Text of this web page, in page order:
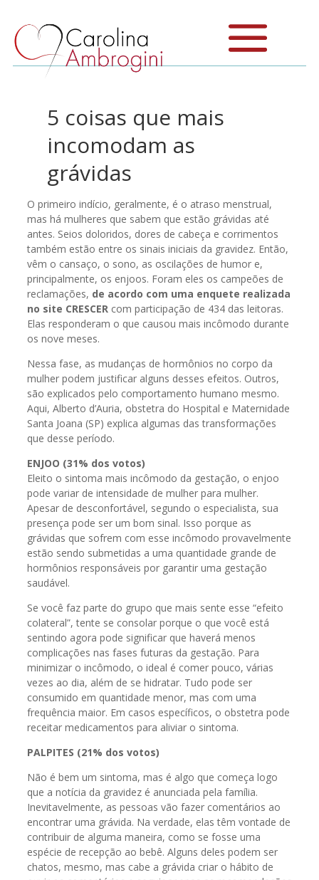
5 coisas que mais
incomodam as
grávidas
O primeiro indício, geralmente, é o atraso menstrual,
mas há mulheres que sabem que estão grávidas até
antes. Seios doloridos, dores de cabeça e corrimentos
também estão entre os sinais iniciais da gravidez. Então,
vêm o cansaço, o sono, as oscilações de humor e,
principalmente, os enjoos. Foram eles os campeões de
reclamações, de acordo com uma enquete realizada
no site CRESCERcom participação de 434 das leitoras.
Elas responderam o que causou mais incômodo durante
os nove meses.
Nessa fase, as mudanças de hormônios no corpo da
mulher podem justificar alguns desses efeitos. Outros,
são explicados pelo comportamento humano mesmo.
Aqui, Alberto d’Auria, obstetra do Hospital e Maternidade
Santa Joana (SP) explica algumas das transformações
que desse período.
ENJOO (31% dos votos)
Eleito o sintoma mais incômodo da gestação, o enjoo
pode variar de intensidade de mulher para mulher.
Apesar de desconfortável, segundo o especialista, sua
presença pode ser um bom sinal. Isso porque as
grávidas que sofrem com esse incômodo provavelmente
estão sendo submetidas a uma quantidade grande de
hormônios responsáveis por garantir uma gestação
saudável.
Se você faz parte do grupo que mais sente esse “efeito
colateral”, tente se consolar porque o que você está
sentindo agora pode significar que haverá menos
complicações nas fases futuras da gestação. Para
minimizar o incômodo, o ideal é comer pouco, várias
vezes ao dia, além de se hidratar. Tudo pode ser
consumido em quantidade menor, mas com uma
frequência maior. Em casos específicos, o obstetra pode
receitar medicamentos para aliviar o sintoma.
PALPITES (21% dos votos)
Não é bem um sintoma, mas é algo que começa logo
que a notícia da gravidez é anunciada pela família.
Inevitavelmente, as pessoas vão fazer comentários ao
encontrar uma grávida. Na verdade, elas têm vontade de
contribuir de alguma maneira, como se fosse uma
espécie de recepção ao bebê. Alguns deles podem ser
chatos, mesmo, mas cabe a grávida criar o hábito de